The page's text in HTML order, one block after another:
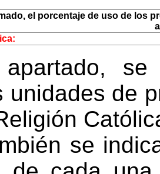
el porcentaje de uso de los
se
unidades de
se